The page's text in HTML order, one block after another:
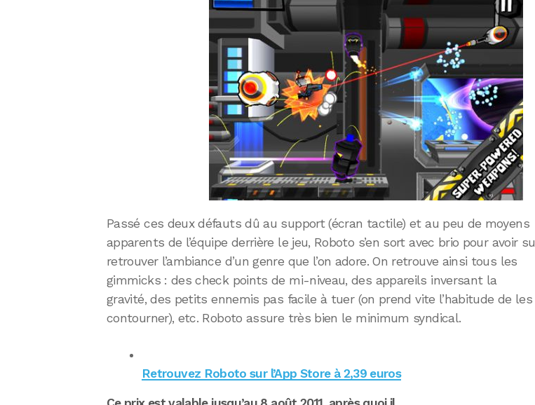
Passé ces deux défauts dû au support (écran tactile) et au peu de moyens
apparents de l’équipe derrière le jeu, Roboto s’en sort avec brio pour avoir su
retrouver l’ambiance d’un genre que l’on adore. On retrouve ainsi tous les
gimmicks : des check points de mi-niveau, des appareils inversant la
gravité, des petits ennemis pas facile à tuer (on prend vite l’habitude de les
contourner), etc. Roboto assure très bien le minimum syndical.
Retrouvez Roboto sur l’App Store à 2,39 euros